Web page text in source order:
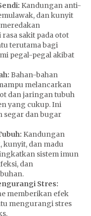
Kandungan anti-
dan kunyit
sakit pada otot
terutama bagi
pegal-pegal akibat
Bahan-bahan
melancarkan
dan jaringan tubuh
yang cukup. Ini
segar dan bugar
Kandungan
kunyit, dan madu
sistem imun
dan
Stres:
memberikan efek
mengurangi stres